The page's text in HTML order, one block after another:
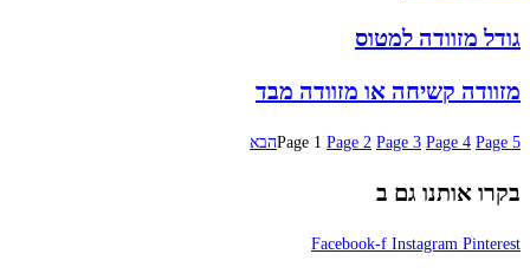
גודל מזוודה למטוס
מזוודה קשיחה או מזוודה מבד
Page 1 Page 2 Page 3 Page 4 Page 5 הבא
בקרו אותנו גם ב
Facebook-f Instagram Pinterest